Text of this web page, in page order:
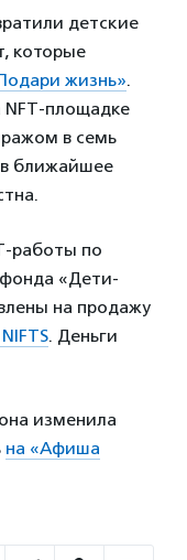
детские
которые
жизнь».
NFT-площадке
в семь
ближайшее
работы по
«Дети-
на продажу
. Деньги
изменила
на «Афиша